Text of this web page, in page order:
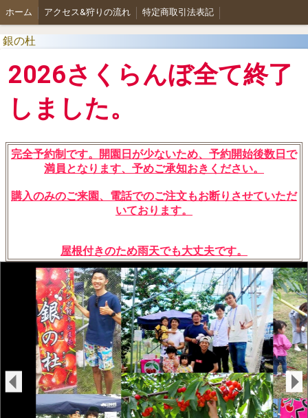
ホーム アクセス&狩りの流れ 特定商取引法表記
銀の杜
2026さくらんぼ全て終了
しました。
完全予約制です。開園日が少ないため、予約開始後数日で
満員となります、予めご承知おきください。
購入のみのご来園、電話でのご注文もお断りさせていただ
いております。
屋根付きのため雨天でも大丈夫です。